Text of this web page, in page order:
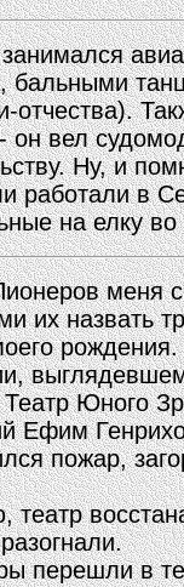
бальными
он вел
Ну, и
работали в
на елку
меня
их назвать
Юного
Ефим
пожар,
театр
перешли в